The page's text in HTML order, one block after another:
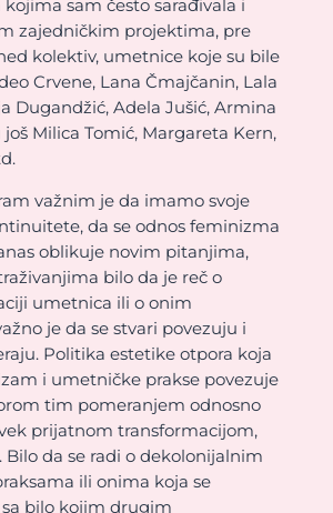
kojima sam često sarađivala i
zajedničkim projektima, pre
kolektiv, umetnice koje su bile
Crvene, Lana Čmajčanin, Lala
Dugandžić, Adela Jušić, Armina
Milica Tomić, Margareta Kern,
važnim je da imamo svoje
da se odnos feminizma
oblikuje novim pitanjima,
bilo da je reč o
umetnica ili o onim
je da se stvari povezuju i
Politika estetike otpora koja
i umetničke prakse povezuje
tim pomeranjem odnosno
prijatnom transformacijom,
Bilo da se radi o dekolonijalnim
ili onima koja se
bilo kojim drugim